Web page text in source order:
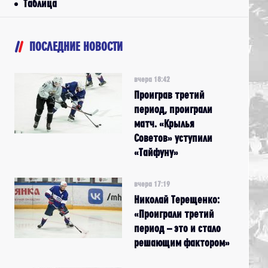
Таблица
ПОСЛЕДНИЕ НОВОСТИ
вчера 18:42
Проиграв третий
период, проиграли
матч. «Крылья
Советов» уступили
«Тайфуну»
вчера 17:19
Николай Терещенко:
«Проиграли третий
период – это и стало
решающим фактором»